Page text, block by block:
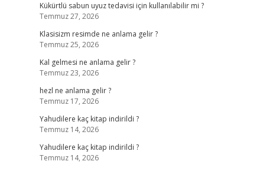
Kükürtlü sabun uyuz tedavisi için kullanılabilir mi ?
Temmuz 27, 2026
Klasisizm resimde ne anlama gelir ?
Temmuz 25, 2026
Kal gelmesi ne anlama gelir ?
Temmuz 23, 2026
hezl ne anlama gelir ?
Temmuz 17, 2026
Yahudilere kaç kitap indirildi ?
Temmuz 14, 2026
Yahudilere kaç kitap indirildi ?
Temmuz 14, 2026